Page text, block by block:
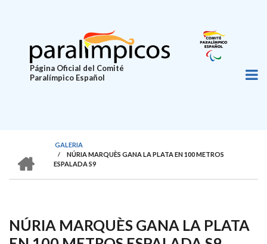
principal
Página Oficial del Comité
Paralímpico Español
SOBRESCRIBIR
ENLACES
AYUDA
A
GALERIA
/
NÚRIA MARQUÈS GANA LA PLATA EN 100 METROS
ESPALADA S9
NÚRIA MARQUÈS GANA LA PLATA